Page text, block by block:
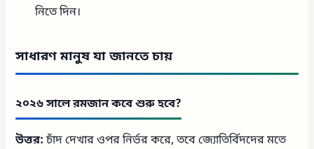
নিতে দিন।
সাধারণ মানুষ যা জানতে চায়
২০২৬ সালে রমজান কবে শুরু হবে?
উত্তর:চাঁদ দেখার ওপর নির্ভর করে, তবে জ্যোতির্বিদদের মতে